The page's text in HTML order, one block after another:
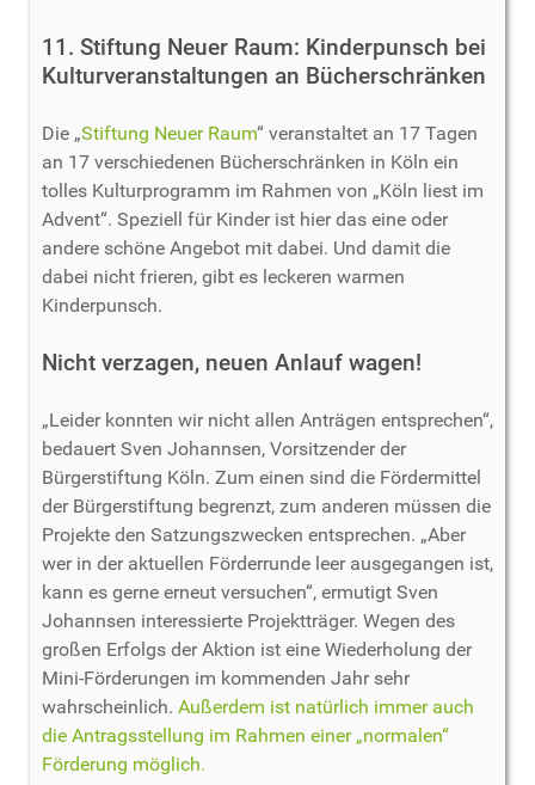
11. Stiftung Neuer Raum: Kinderpunsch bei
Kulturveranstaltungen an Bücherschränken
Die „Stiftung Neuer Raum“ veranstaltet an 17 Tagen
an 17 verschiedenen Bücherschränken in Köln ein
tolles Kulturprogramm im Rahmen von „Köln liest im
Advent“. Speziell für Kinder ist hier das eine oder
andere schöne Angebot mit dabei. Und damit die
dabei nicht frieren, gibt es leckeren warmen
Kinderpunsch.
Nicht verzagen, neuen Anlauf wagen!
„Leider konnten wir nicht allen Anträgen entsprechen“,
bedauert Sven Johannsen, Vorsitzender der
Bürgerstiftung Köln. Zum einen sind die Fördermittel
der Bürgerstiftung begrenzt, zum anderen müssen die
Projekte den Satzungszwecken entsprechen. „Aber
wer in der aktuellen Förderrunde leer ausgegangen ist,
kann es gerne erneut versuchen“, ermutigt Sven
Johannsen interessierte Projektträger. Wegen des
großen Erfolgs der Aktion ist eine Wiederholung der
Mini-Förderungen im kommenden Jahr sehr
wahrscheinlich. Außerdem ist natürlich immer auch
die Antragsstellung im Rahmen einer „normalen“
Förderung möglich.